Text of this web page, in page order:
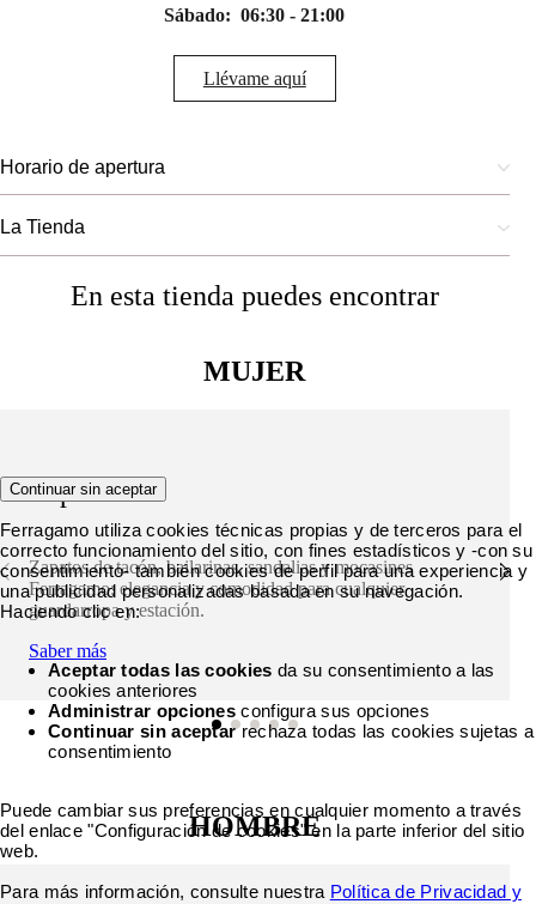
Sábado: 06:30 - 21:00
Llévame aquí
Horario de apertura
La Tienda
En esta tienda puedes encontrar
MUJER
Zapatos
Zapatos de tacón, bailarinas, sandalias y mocasines
Ferragamo: elegancia y comodidad para cualquier
guardarropa y estación.
Saber más
HOMBRE
Continuar sin aceptar
Ferragamo utiliza cookies técnicas propias y de terceros para el
correcto funcionamiento del sitio, con fines estadísticos y -con su
consentimiento- también cookies de perfil para una experiencia y
una publicidad personalizadas basada en su navegación.
Haciendo clic en:
Aceptar todas las cookies da su consentimiento a las
cookies anteriores
Administrar opciones configura sus opciones
Continuar sin aceptarrechaza todas las cookies sujetas a
consentimiento
Puede cambiar sus preferencias en cualquier momento a través
del enlace "Configuración de cookies" en la parte inferior del sitio
web.
Para más información, consulte nuestra Política de Privacidad y